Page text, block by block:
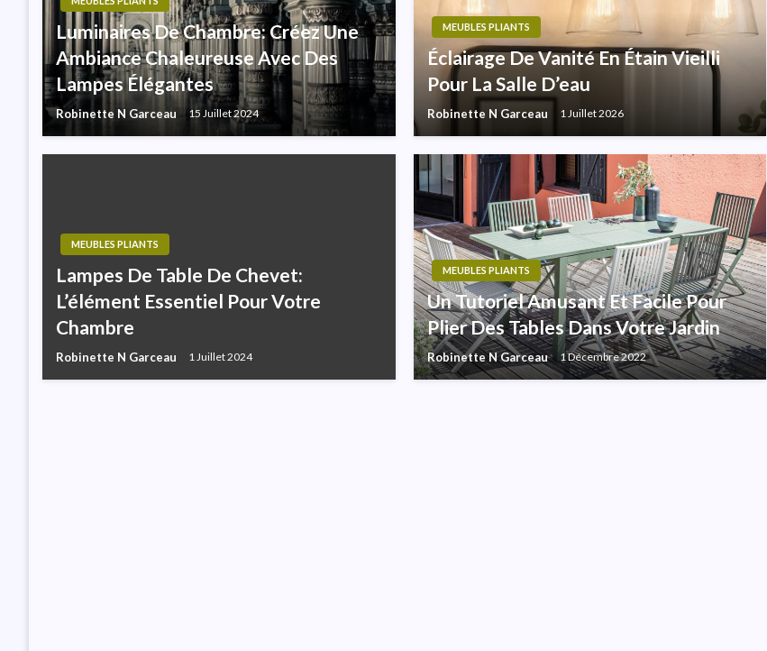
Luminaires De Chambre: Créez Une
Ambiance Chaleureuse Avec Des
Lampes Élégantes
Robinette N Garceau 15 Juillet 2024
MEUBLES PLIANTS
Éclairage De Vanité En Étain Vieilli
Pour La Salle D’eau
Robinette N Garceau 1 Juillet 2026
MEUBLES PLIANTS
Lampes De Table De Chevet:
L’élément Essentiel Pour Votre
Chambre
Robinette N Garceau 1 Juillet 2024
MEUBLES PLIANTS
Un Tutoriel Amusant Et Facile Pour
Plier Des Tables Dans Votre Jardin
Robinette N Garceau 1 Décembre 2022